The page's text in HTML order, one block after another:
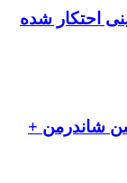
سیب زمینی احتکار شده
شاندرمن +